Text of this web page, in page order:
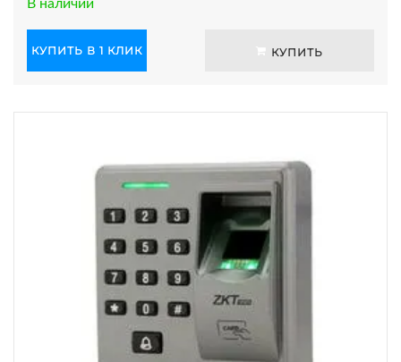
В наличии
КУПИТЬ В 1 КЛИК КУПИТЬ